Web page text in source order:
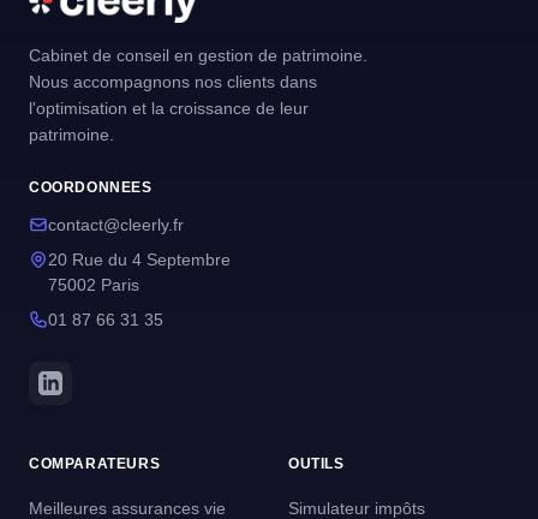
Cabinet de conseil en gestion de patrimoine.
Nous accompagnons nos clients dans
l'optimisation et la croissance de leur
patrimoine.
COORDONNEES
contact@cleerly.fr
20 Rue du 4 Septembre
75002 Paris
01 87 66 31 35
COMPARATEURS
Meilleures assurances vie
OUTILS
Simulateur impôts